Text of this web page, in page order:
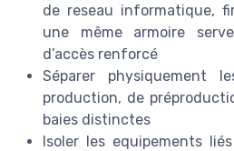
de reseau informatique,
une même armoire
d’accès renforcé
Séparer physiquement
production, de
baies distinctes
Isoler les equipements